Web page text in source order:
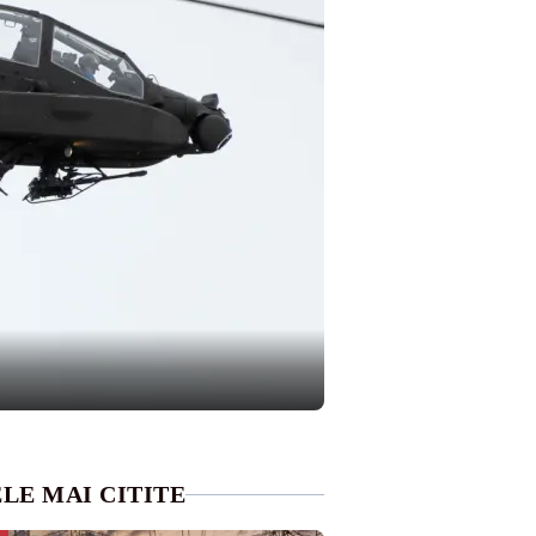
MAI CITITE